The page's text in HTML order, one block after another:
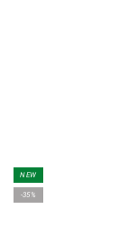
NEW
-35%